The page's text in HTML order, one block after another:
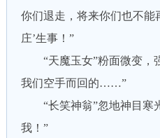
你们退走，将来你们也不能
庄’生事！”
“天魔玉女”粉面微变，
我们空手而回的……”
“长笑神翁”忽地神目寒
我！”